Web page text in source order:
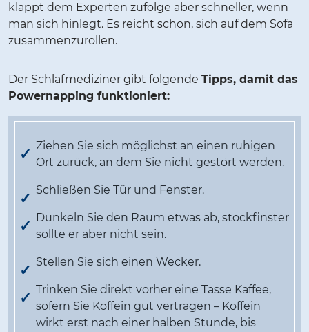
klappt dem Experten zufolge aber schneller, wenn
man sich hinlegt. Es reicht schon, sich auf dem Sofa
zusammenzurollen.
Der Schlafmediziner gibt folgende Tipps, damit das
Powernapping funktioniert:
Ziehen Sie sich möglichst an einen ruhigen
Ort zurück, an dem Sie nicht gestört werden.
Schließen Sie Tür und Fenster.
Dunkeln Sie den Raum etwas ab, stockfinster
sollte er aber nicht sein.
Stellen Sie sich einen Wecker.
Trinken Sie direkt vorher eine Tasse Kaffee,
sofern Sie Koffein gut vertragen – Koffein
wirkt erst nach einer halben Stunde, bis